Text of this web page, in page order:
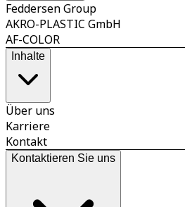
Feddersen Group
AKRO-PLASTIC GmbH
AF-COLOR
Inhalte
Über uns
Karriere
Kontakt
Kontaktieren Sie uns